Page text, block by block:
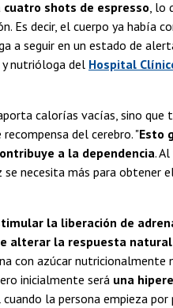
shots de espresso ,
Es decir, el cuerpo ya había
a seguir en un estado de
y nutrióloga del Hospital
calorías vacías, sino
del cerebro. "Esto
a la dependencia.
necesita más para obtener
la liberación de
alterar la respuesta
con azúcar nutricionalmente
inicialmente será una
la persona empieza